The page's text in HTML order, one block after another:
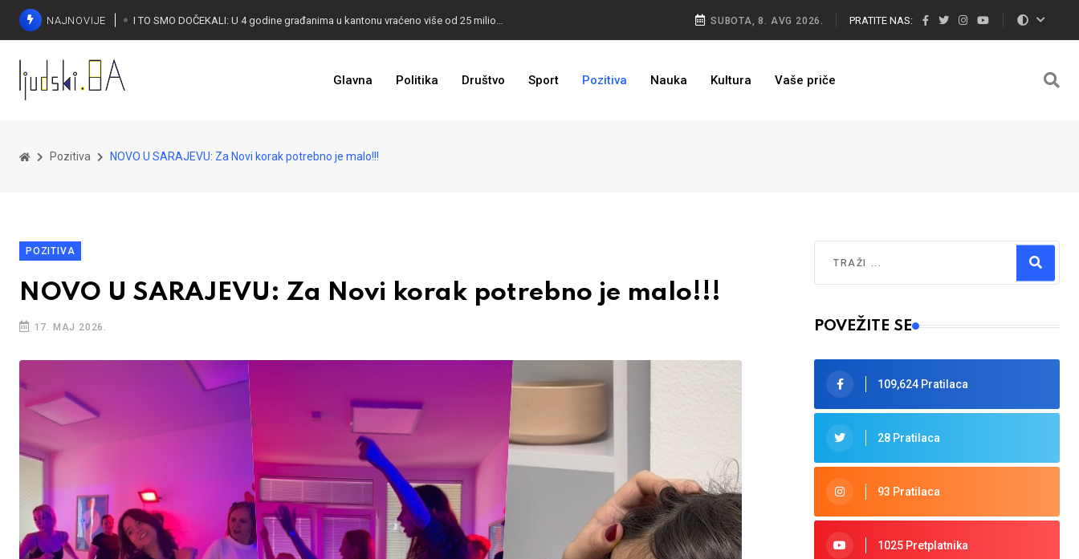
NAJNOVIJE
KONAKOVIĆ PALI ALARM: Otvoreno pismo UN-u
SUBOTA, 8. AVG 2026. PRATITE NAS:
Glavna Politika Društvo Sport Pozitiva Nauka Kultura Vaše priče
Pozitiva NOVO U SARAJEVU: Za Novi korak potrebno je malo!!!
POZITIVA
NOVO U SARAJEVU: Za Novi korak potrebno je malo!!!
17. MAJ 2026.
Type 2 or more characters for results.
POVEŽITE SE
109,624 Pratilaca
28 Pratilaca
93 Pratilaca
1025 Pretplatnika